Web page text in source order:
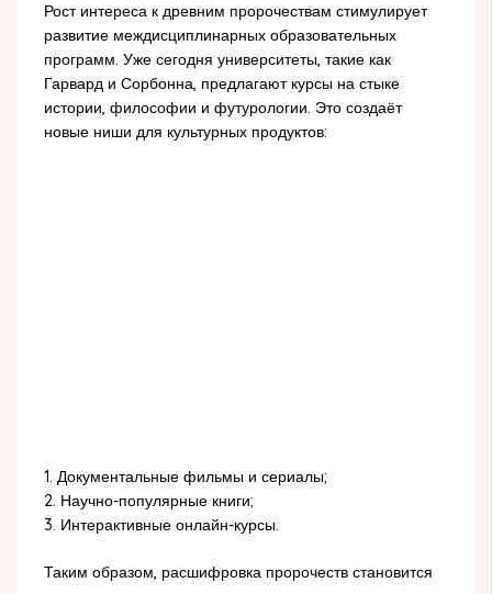
Рост интереса к древним пророчествам стимулирует
развитие междисциплинарных образовательных
программ. Уже сегодня университеты, такие как
Гарвард и Сорбонна, предлагают курсы на стыке
истории, философии и футурологии. Это создаёт
новые ниши для культурных продуктов:
1. Документальные фильмы и сериалы;
2. Научно-популярные книги;
3. Интерактивные онлайн-курсы.
Таким образом, расшифровка пророчеств становится